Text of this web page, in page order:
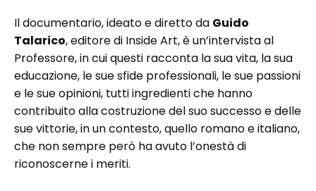
Il documentario, ideato e diretto da Guido
Talarico, editore di Inside Art, è un’intervista al
Professore, in cui questi racconta la sua vita, la sua
educazione, le sue sfide professionali, le sue passioni
e le sue opinioni, tutti ingredienti che hanno
contribuito alla costruzione del suo successo e delle
sue vittorie, in un contesto, quello romano e italiano,
che non sempre però ha avuto l’onestà di
riconoscerne i meriti.